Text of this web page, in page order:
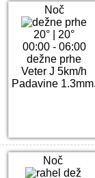
Noč
20°
20°
00:00 - 06:00
dežne prhe
Veter J 5km/h
Padavine 1.3mm.
Noč